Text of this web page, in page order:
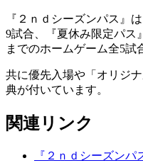
『２ｎｄシーズンパス』
9試合、『夏休み限定パス
までのホームゲーム全5試
共に優先入場や「オリジ
典が付いています。
関連リンク
『２ｎｄシーズン